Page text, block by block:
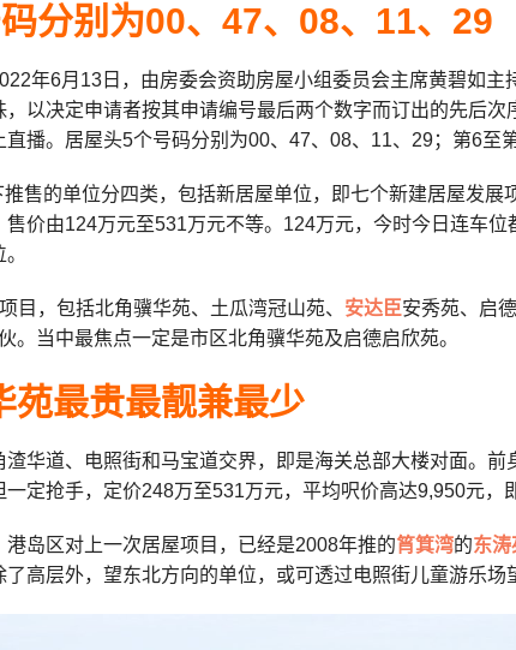
分别为00、47、08、11、29
年6月13日，由房委会资助房屋小组委员会主席黄碧如主
，以决定申请者按其申请编号最后两个数字而订出的先后
直播。居屋头5个号码分别为00、47、08、11、29；第6至
推售的单位分四类，包括新居屋单位，即七个新建居屋发展
售价由124万元至531万元不等。124万元，今时今日连车
目，包括北角骥华苑、土瓜湾冠山苑、 安达臣安秀苑、启
。当中最焦点一定是市区北角骥华苑及启德启欣苑。
苑最贵最靓兼最少
华道、电照街和马宝道交界，即是海关总部大楼对面。前
定抢手，定价248万至531万元，平均呎价高达9,950元，
港岛区对上一次居屋项目，已经是2008年推的筲箕湾的东涛
高层外，望东北方向的单位，或可透过电照街儿童游乐场